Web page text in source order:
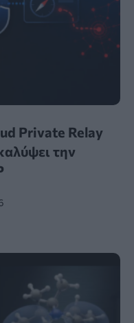
Private Relay
την